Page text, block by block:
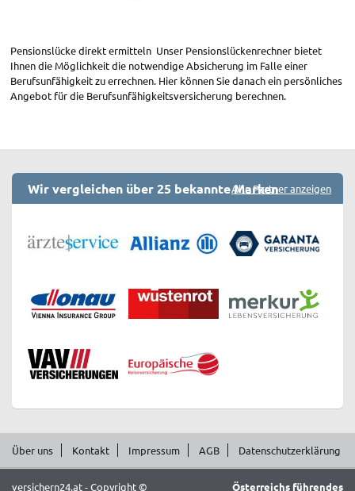
Pensionslücke direkt ermitteln Unser Pensionslückenrechner bietet
Ihnen die Möglichkeit die notwendige Absicherung im Falle einer
Berufsunfähigkeit zu errechnen. Hier können Sie danach ein persönliches
Angebot für die Berufsunfähigkeitsversicherung berechnen.
Wir vergleichen über 25 bekannte MarkenAlle Partner anzeigen
Über uns Kontakt Impressum AGB Datenschutzerklärung
versichern24.at - Copyright © Österreichs führendes